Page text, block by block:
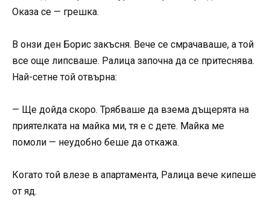
Оказа се — грешка.
В онзи ден Борис закъсня. Вече се смрачаваше, а той
все още липсваше. Ралица започна да се притеснява.
Най-сетне той отвърна:
— Ще дойда скоро. Трябваше да взема дъщерята на
приятелката на майка ми, тя е с дете. Майка ме
помоли — неудобно беше да откажа.
Когато той влезе в апартамента, Ралица вече кипеше
от яд.